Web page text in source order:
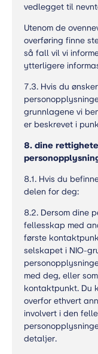
vedlegget til
Utenom de
overføring finne
så fall vil vi
ytterligere
7.3. Hvis du
grunnlagene vi
er beskrevet i
8. dine
8.1. Hvis du
delen for deg:
8.2. Dersom dine
fellesskap med
første
selskapet i NIO-
med deg, eller
kontaktpunkt. Du
overfor ethvert
involvert i den
detaljer.